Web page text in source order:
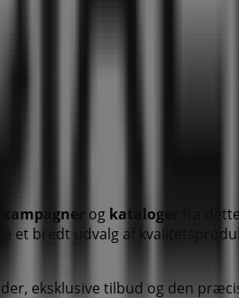
kampagner og kataloger fra
et bredt udvalg af
eksklusive tilbud og den